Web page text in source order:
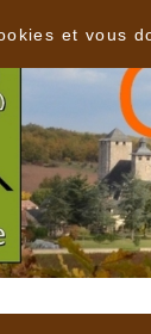
et vous